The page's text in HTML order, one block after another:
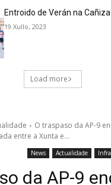
Entroido de Verán na Cañiza
19 Xullo, 2023
Load more